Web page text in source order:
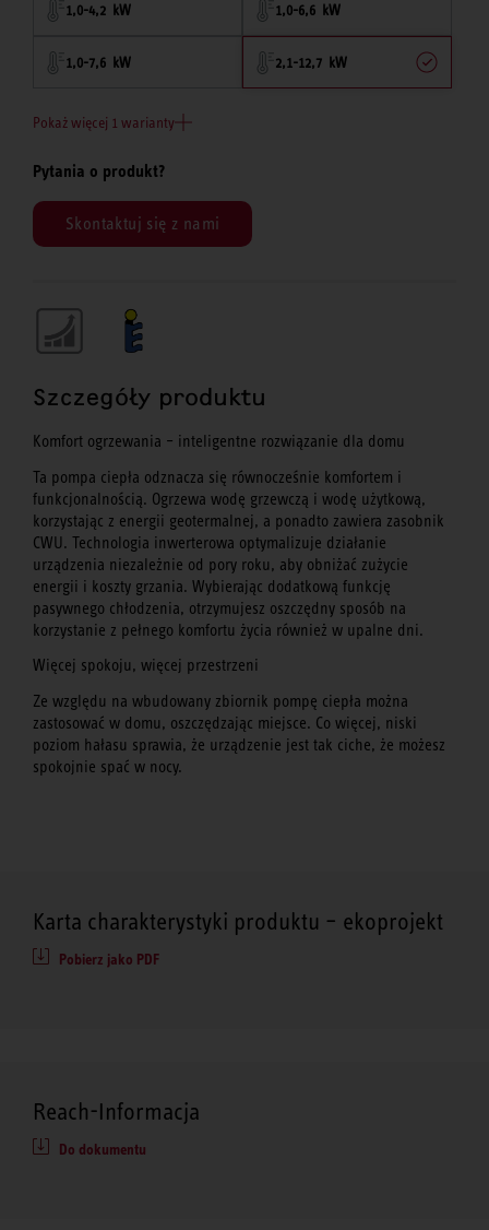
1,0-4,2 kW 1,0-6,6 kW
1,0-7,6 kW 2,1-12,7 kW
Pokaż więcej 1 warianty
Pytania o produkt?
Skontaktuj się z nami
Szczegóły produktu
Komfort ogrzewania – inteligentne rozwiązanie dla domu
Ta pompa ciepła odznacza się równocześnie komfortem i
funkcjonalnością. Ogrzewa wodę grzewczą i wodę użytkową,
korzystając z energii geotermalnej, a ponadto zawiera zasobnik
CWU. Technologia inwerterowa optymalizuje działanie
urządzenia niezależnie od pory roku, aby obniżać zużycie
energii i koszty grzania. Wybierając dodatkową funkcję
pasywnego chłodzenia, otrzymujesz oszczędny sposób na
korzystanie z pełnego komfortu życia również w upalne dni.
Więcej spokoju, więcej przestrzeni
Ze względu na wbudowany zbiornik pompę ciepła można
zastosować w domu, oszczędzając miejsce. Co więcej, niski
poziom hałasu sprawia, że ​​urządzenie jest tak ciche, że możesz
spokojnie spać w nocy.
Karta charakterystyki produktu – ekoprojekt
Pobierz jako PDF
Reach-Informacja
Do dokumentu